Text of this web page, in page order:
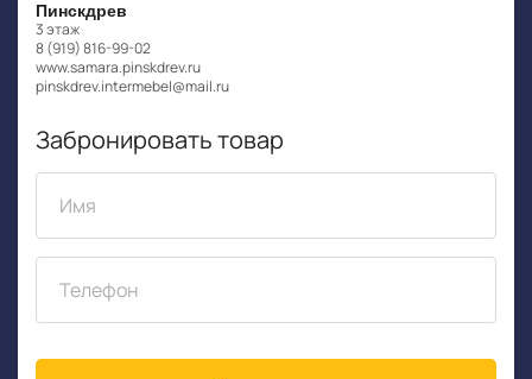
Пинскдрев
3 этаж
8 (919) 816-99-02
www.samara.pinskdrev.ru
pinskdrev.intermebel@mail.ru
Забронировать товар